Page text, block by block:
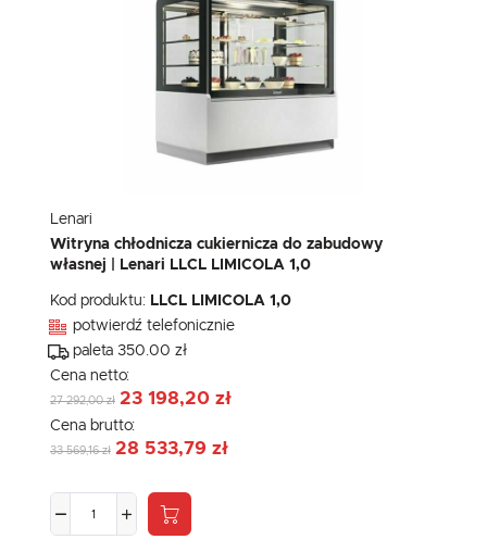
Lenari
Witryna chłodnicza cukiernicza do zabudowy
własnej | Lenari LLCL LIMICOLA 1,0
Kod produktu: LLCL LIMICOLA 1,0
potwierdź telefonicznie
paleta 350.00 zł
Cena netto:
27 292,00 zł 23 198,20 zł
Cena brutto:
33 569,16 zł 28 533,79 zł